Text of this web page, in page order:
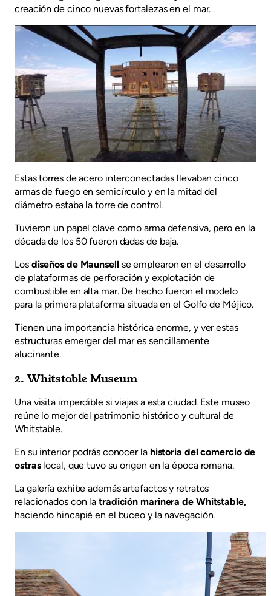
creación de cinco nuevas fortalezas en el mar.
Estas torres de acero interconectadas llevaban cinco
armas de fuego en semicírculo y en la mitad del
diámetro estaba la torre de control.
Tuvieron un papel clave como arma defensiva, pero en la
década de los 50 fueron dadas de baja.
Los diseños de Maunsell se emplearon en el desarrollo
de plataformas de perforación y explotación de
combustible en alta mar. De hecho fueron el modelo
para la primera plataforma situada en el Golfo de Méjico.
Tienen una importancia histórica enorme, y ver estas
estructuras emerger del mar es sencillamente
alucinante.
2. Whitstable Museum
Una visita imperdible si viajas a esta ciudad. Este museo
reúne lo mejor del patrimonio histórico y cultural de
Whitstable.
En su interior podrás conocer la historia del comercio de
ostraslocal, que tuvo su origen en la época romana.
La galería exhibe además artefactos y retratos
relacionados con latradición marinera de Whitstable,
haciendo hincapié en el buceo y la navegación.